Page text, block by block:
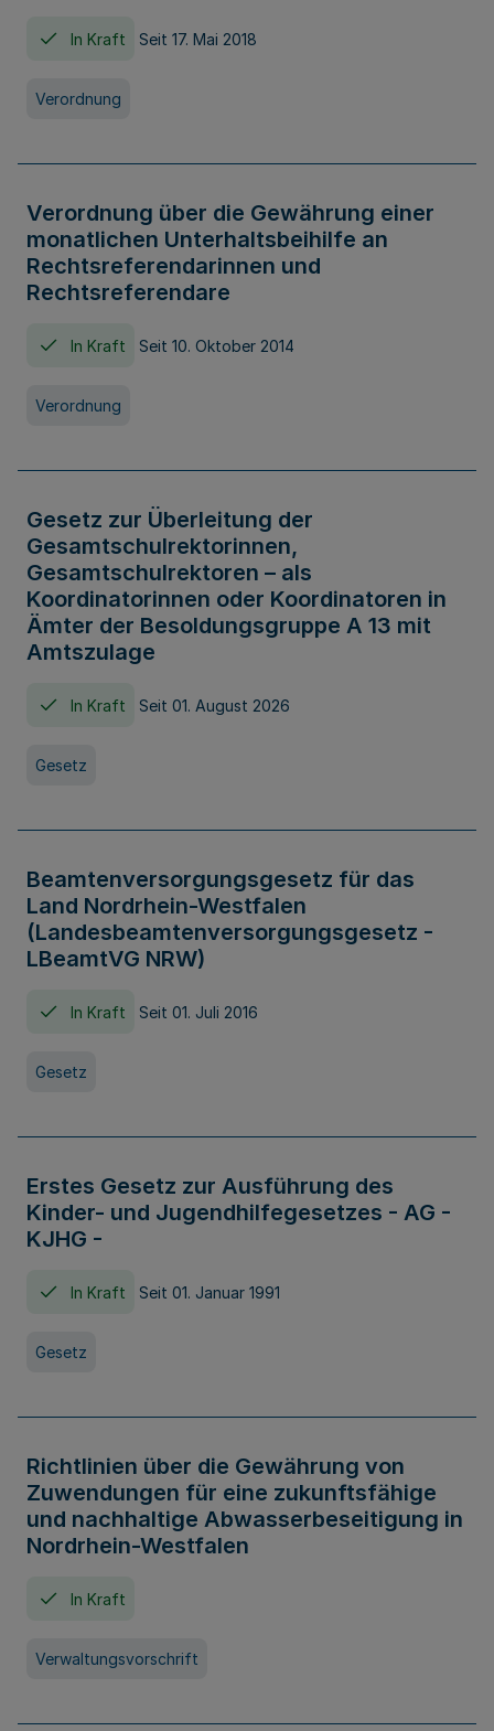
In Kraft Seit 17. Mai 2018
Verordnung
Verordnung über die Gewährung einer
monatlichen Unterhaltsbeihilfe an
Rechtsreferendarinnen und
Rechtsreferendare
In Kraft Seit 10. Oktober 2014
Verordnung
Gesetz zur Überleitung der
Gesamtschulrektorinnen,
Gesamtschulrektoren – als
Koordinatorinnen oder Koordinatoren in
Ämter der Besoldungsgruppe A 13 mit
Amtszulage
In Kraft Seit 01. August 2026
Gesetz
Beamtenversorgungsgesetz für das
Land Nordrhein-Westfalen
(Landesbeamtenversorgungsgesetz -
LBeamtVG NRW)
In Kraft Seit 01. Juli 2016
Gesetz
Erstes Gesetz zur Ausführung des
Kinder- und Jugendhilfegesetzes - AG -
KJHG -
In Kraft Seit 01. Januar 1991
Gesetz
Richtlinien über die Gewährung von
Zuwendungen für eine zukunftsfähige
und nachhaltige Abwasserbeseitigung in
Nordrhein-Westfalen
In Kraft
Verwaltungsvorschrift